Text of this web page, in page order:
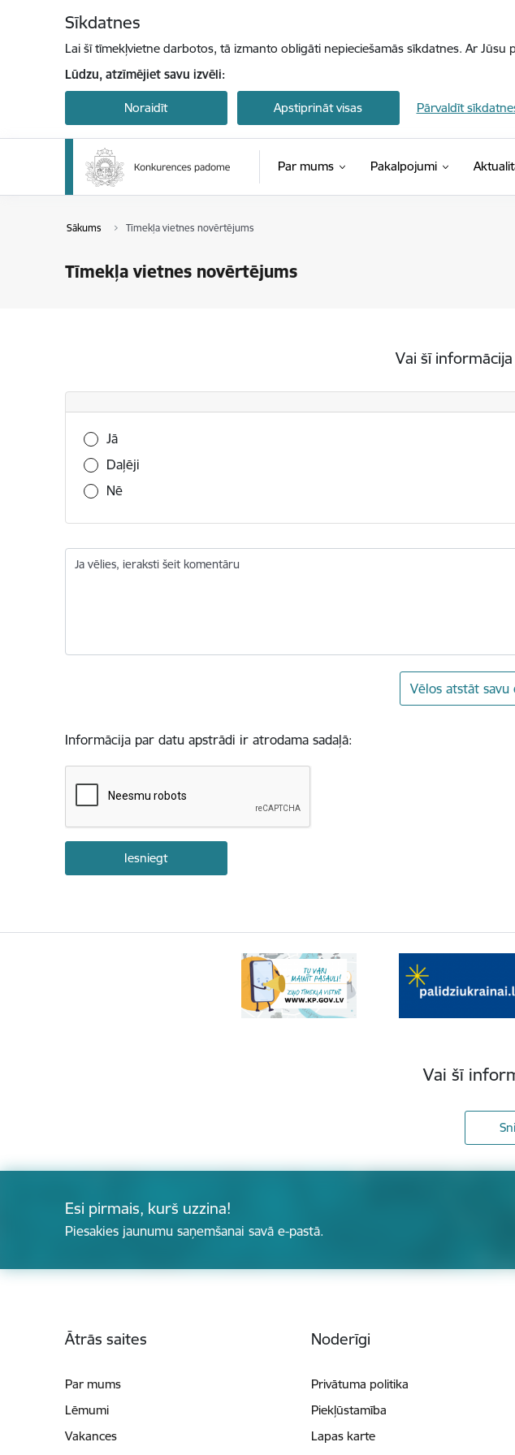
Sīkdatnes
Lai šī tīmekļvietne darbotos, tā izmanto obligāti nepieciešamās sīkdatnes. Ar
Lūdzu, atzīmējiet savu izvēli:
Noraidīt Apstiprināt visas Pārvaldīt
Par mums Pakalpojumi
Sākums Tīmekļa vietnes novērtējums
Tīmekļa vietnes novērtējums
Vai šī
Vai šī informācija bija noderīga?
Jā
Daļēji
Nē
Ja vēlies, ieraksti šeit komentāru
Vēlos atstāt savu
Informācija par datu apstrādi ir atrodama sadaļā:
Vai šī
Esi pirmais, kurš uzzina!
Piesakies jaunumu saņemšanai savā e-pastā.
Ātrās saites
Par mums
Lēmumi
Vakances
Noderīgi
Privātuma politika
Piekļūstamība
Lapas karte